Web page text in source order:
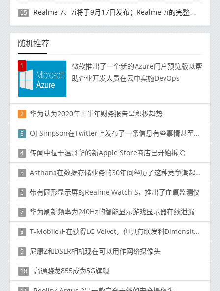
15 Realme 7、7i将于9月17日发布；Realme 7i的完整规格并导致泄漏
随机推荐
1
微软推出了一个新的Azure门户预览版以帮
助企业开发人员在云中实施DevOps
2 华为认为2020年上半年财务报告呈积极趋势
3 OJ Simpson在Twitter上发布了一条信息有些事情甚至要做
4 传闻中位于温哥华的新Apple Store商店已开始拆除
5 Asthana在数据存储业务的30年间经历了这种竞争潮起潮落
6 带有圆形显示屏的Realme Watch S，推出了血氧监测仪
7 华为刷新频率为240Hz的智能显示游戏显示器在线泄漏
8 T-Mobile正在获得LG Velvet，但具有联发科Dimensity处理器
9 尼康Z和DSLR相机现在可以用作网络摄像头
10 高通骁龙855成为5G旗舰